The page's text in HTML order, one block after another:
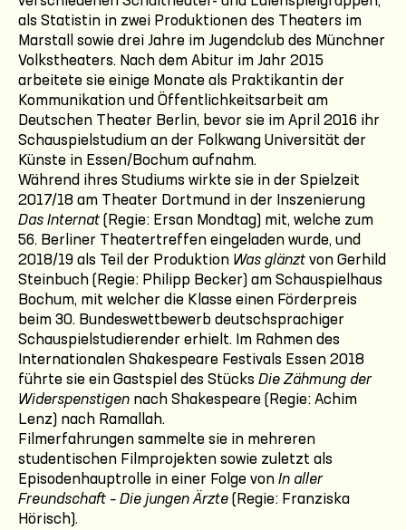
als Statistin in zwei Produktionen des Theaters im
Marstall sowie drei Jahre im Jugendclub des Münchner
Volkstheaters. Nach dem Abitur im Jahr 2015
arbeitete sie einige Monate als Praktikantin der
Kommunikation und Öffentlichkeitsarbeit am
Deutschen Theater Berlin, bevor sie im April 2016 ihr
Schauspielstudium an der Folkwang Universität der
Künste in Essen/Bochum aufnahm.
Während ihres Studiums wirkte sie in der Spielzeit
2017/18 am Theater Dortmund in der Inszenierung
Das Internat (Regie: Ersan Mondtag) mit, welche zum
56. Berliner Theatertreffen eingeladen wurde, und
2018/19 als Teil der Produktion Was glänzt von Gerhild
Steinbuch (Regie: Philipp Becker) am Schauspielhaus
Bochum, mit welcher die Klasse einen Förderpreis
beim 30. Bundeswettbewerb deutschsprachiger
Schauspielstudierender erhielt. Im Rahmen des
Internationalen Shakespeare Festivals Essen 2018
führte sie ein Gastspiel des Stücks Die Zähmung der
Widerspenstigen nach Shakespeare (Regie: Achim
Lenz) nach Ramallah.
Filmerfahrungen sammelte sie in mehreren
studentischen Filmprojekten sowie zuletzt als
Episodenhauptrolle in einer Folge von In aller
Freundschaft – Die jungen Ärzte (Regie: Franziska
Hörisch).